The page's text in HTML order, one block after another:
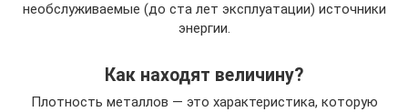
необслуживаемые (до ста лет эксплуатации) источники
энергии.
Как находят величину?
Плотность металлов — это характеристика, которую